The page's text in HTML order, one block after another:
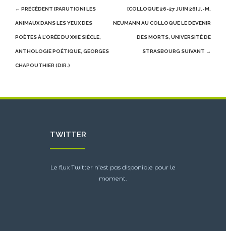
Post
navigation
← PRÉCÉDENT [PARUTION] LES
ANIMAUX DANS LES YEUX DES
POÈTES À L’ORÉE DU XXIE SIÈCLE,
ANTHOLOGIE POÉTIQUE, GEORGES
CHAPOUTHIER (DIR.)
[COLLOQUE 26-27 JUIN 26] J.-M.
NEUMANN AU COLLOQUE LE DEVENIR
DES MORTS, UNIVERSITÉ DE
STRASBOURG SUIVANT →
TWITTER
Le flux Twitter n’est pas disponible pour le
moment.